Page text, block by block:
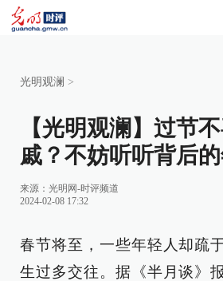
光明观澜 >
【光明观澜】过节
戚？不妨听听背后
来源： 光明网-时评频道
2024-02-08 17:32
春节将至，一些年轻人却疏
生过多交往。据《半月谈》